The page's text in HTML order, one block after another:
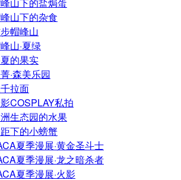
山下的盐焗蛋
山下的杂食
帽峰山
山·夏绿
的果实
·森美乐园
拉面
COSPLAY私拍
生态园的水果
下的小螃蟹
夏季漫展·黄金圣斗士
夏季漫展·龙之暗杀者
夏季漫展·火影